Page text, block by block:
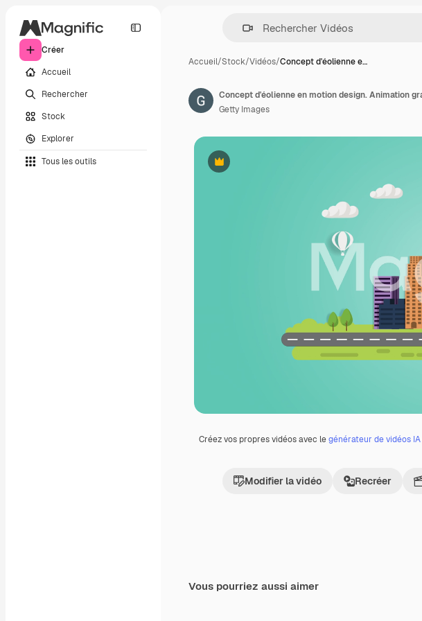
Créer
Accueil
Rechercher
Stock
Explorer
Tous les outils
Accueil/Stock/Vidéos/Concept d'éolienne e…
Premium
Créez vos propres vidéos avec legénérateur de vidéos IA
Modifier la vidéo Recréer
Getty Images
Vous pourriez aussi aimer